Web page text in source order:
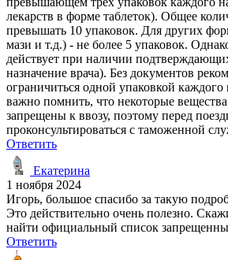
лекарств в форме таблеток). Общее
превышать 10 упаковок. Для других
мази и т.д.) - не более 5 упаковок.
действует при наличии
назначение врача). Без документов
ограничиться одной упаковкой каждого
важно помнить, что некоторые
запрещены к ввозу, поэтому перед
проконсультироваться с таможенной
Ответить
Екатерина
1 ноября 2024
Игорь, большое спасибо за такую
Это действительно очень полезно.
найти официальный список
Ответить